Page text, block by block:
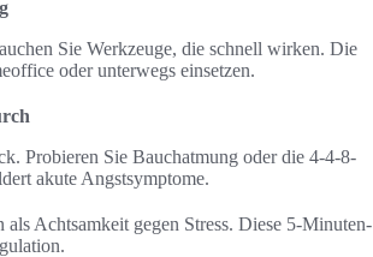
Sie Werkzeuge, die schnell wirken. Die
oder unterwegs einsetzen.
Probieren Sie Bauchatmung oder die 4-4-8-
akute Angstsymptome.
Achtsamkeit gegen Stress. Diese 5-Minuten-